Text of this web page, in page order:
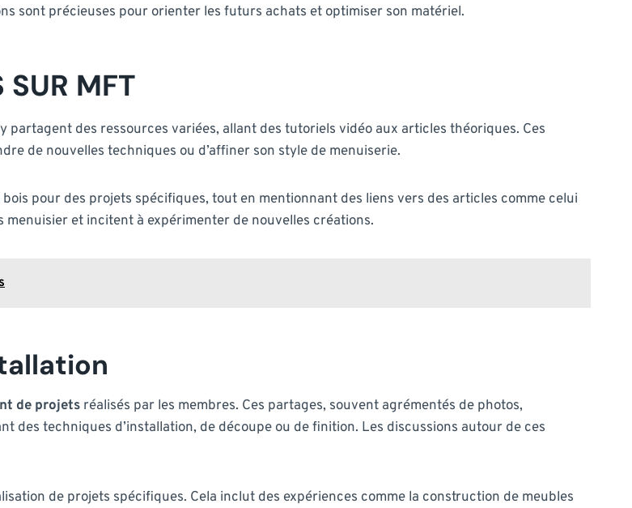
sont précieuses pour orienter les futurs achats et optimiser son matériel.
SUR MFT
partagent des ressources variées, allant des tutoriels vidéo aux articles théoriques. Ces
de nouvelles techniques ou d’affiner son style de menuiserie.
pour des projets spécifiques, tout en mentionnant des liens vers des articles comme celui
et incitent à expérimenter de nouvelles créations.
de projets réalisés par les membres. Ces partages, souvent agrémentés de photos,
des techniques d’installation, de découpe ou de finition. Les discussions autour de ces
de projets spécifiques. Cela inclut des expériences comme la construction de meubles